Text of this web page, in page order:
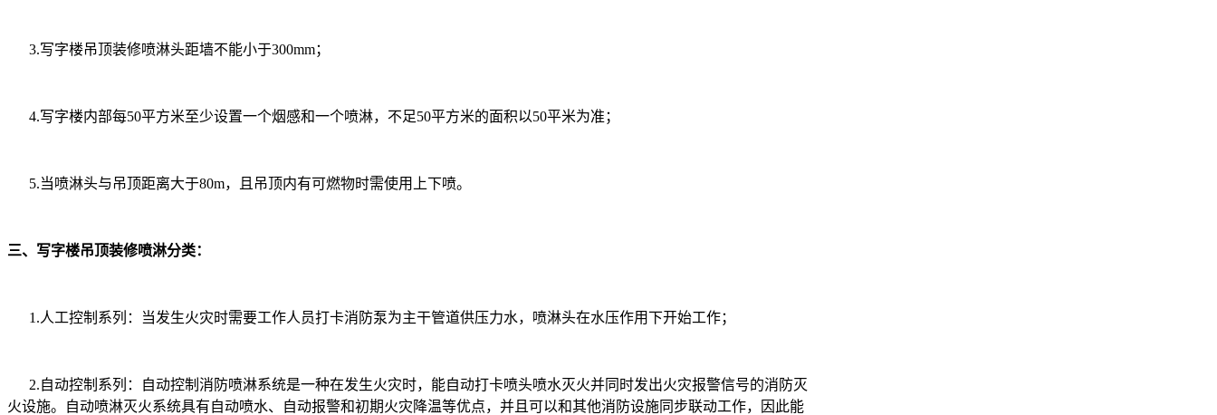
3.写字楼吊顶装修喷淋头距墙不能小于300mm；
4.写字楼内部每50平方米至少设置一个烟感和一个喷淋，不足50平方米的面积以50平米为准；
5.当喷淋头与吊顶距离大于80m，且吊顶内有可燃物时需使用上下喷。
三、写字楼吊顶装修喷淋分类：
1.人工控制系列：当发生火灾时需要工作人员打卡消防泵为主干管道供压力水，喷淋头在水压作用下开始工作；
2.自动控制系列：自动控制消防喷淋系统是一种在发生火灾时，能自动打卡喷头喷水灭火并同时发出火灾报警信号的消防灭
火设施。自动喷淋灭火系统具有自动喷水、自动报警和初期火灾降温等优点，并且可以和其他消防设施同步联动工作，因此能